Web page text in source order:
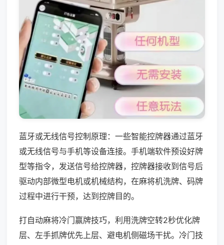
蓝牙或无线信号控制原理：一些智能控牌器通过蓝牙
或无线信号与手机等设备连接。手机端软件预设好牌
型等指令，发送信号给控牌器，控牌器接收到信号后
驱动内部微型电机或机械结构，在麻将机洗牌、码牌
过程中进行干预，达到控牌目的。
打自动麻将冷门赢牌技巧，利用洗牌空转2秒优化牌
层、左手抓牌优先上层、避电机侧磁场干扰。冷门技